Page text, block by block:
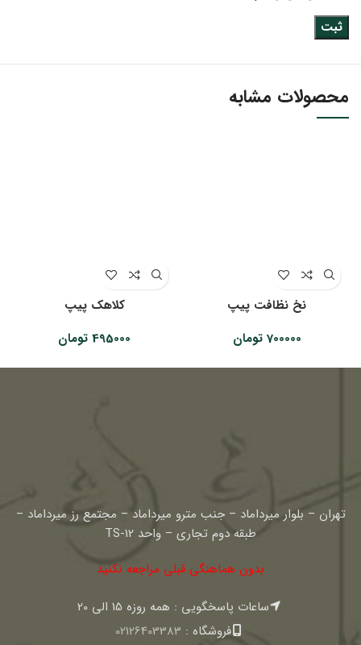
محصولات مشابه
نخ نظافت پیپ
700000 تومان
کلاهک پیپ
495000 تومان
تهران – بلوار میرداماد – جنب مترو میرداماد – مجتمع رز میرداماد –
طبقه دوم تجاری – واحد TS-12
بدون هماهنگی قبلی مراجعه نکنید
ساعات پاسخگویی : همه روزه 15 الی 20
فروشگاه : 02126403383